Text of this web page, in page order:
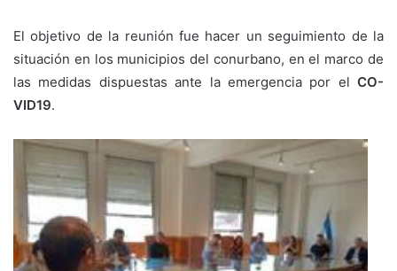
El objetivo de la reunión fue hacer un seguimiento de la
situación en los municipios del conurbano, en el marco de
las medidas dispuestas ante la emergencia por el CO-
VID19.